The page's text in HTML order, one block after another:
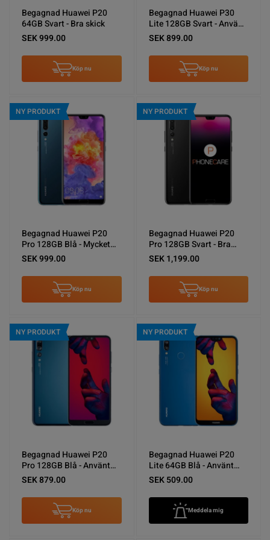
Begagnad Huawei P20
64GB Svart - Bra skick
SEK 999.00
Köp nu
Begagnad Huawei P30
Lite 128GB Svart - Använt
skick
SEK 899.00
Köp nu
NY PRODUKT
Begagnad Huawei P20
Pro 128GB Blå - Mycket
bra skick
SEK 999.00
Köp nu
NY PRODUKT
Begagnad Huawei P20
Pro 128GB Svart - Bra
skick
SEK 1,199.00
Köp nu
NY PRODUKT
Begagnad Huawei P20
Pro 128GB Blå - Använt
skick
SEK 879.00
Köp nu
NY PRODUKT
Begagnad Huawei P20
Lite 64GB Blå - Använt
skick
SEK 509.00
Meddela mig